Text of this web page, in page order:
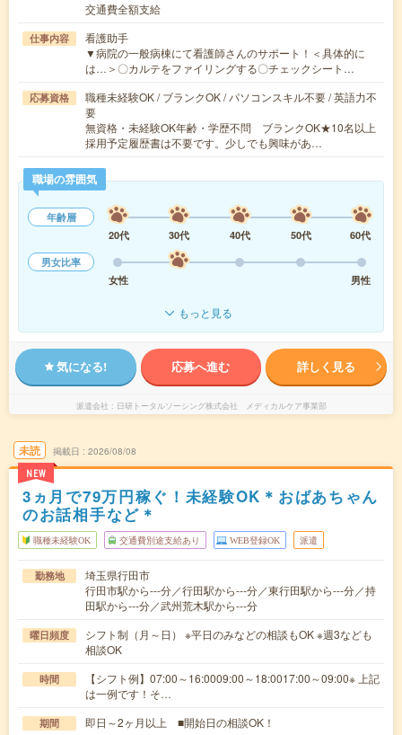
交通費全額支給
仕事内容
看護助手
▼病院の一般病棟にて看護師さんのサポート！＜具体的に
は…＞〇カルテをファイリングする〇チェックシート…
応募資格
職種未経験OK / ブランクOK / パソコンスキル不要 / 英語力不
要
無資格・未経験OK年齢・学歴不問 ブランクOK★10名以上
採用予定履歴書は不要です。少しでも興味があ…
職場の雰囲気
年齢層
20代
30代 40代 50代
60代
男女比率
女性
男性
もっと見る
気になる! 応募へ進む 詳しく見る
派遣会社 日研トータルソーシング株式会社 メディカルケア事業部
未読
NEW
掲載日 2026/08/08
3ヵ月で79万円稼ぐ！未経験OK＊おばあちゃん
のお話相手など＊
職種未経験OK 交通費別途支給あり WEB登録OK 派遣
勤務地
埼玉県行田市
行田市駅から---分／行田駅から---分／東行田駅から---分／持
田駅から---分／武州荒木駅から---分
曜日頻度
シフト制（月～日） ※平日のみなどの相談もOK ※週3なども
相談OK
時間
【シフト例】07:00～16:0009:00～18:0017:00～09:00※ 上記
は一例です！そ…
期間 即日～2ヶ月以上 ■開始日の相談OK！